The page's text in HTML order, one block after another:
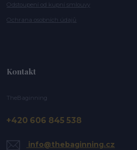
Odstoupení od kupní smlouvy
Ochrana osobních údajů
Kontakt
TheBaginning
+420 606 845 538
info@thebaginning.cz